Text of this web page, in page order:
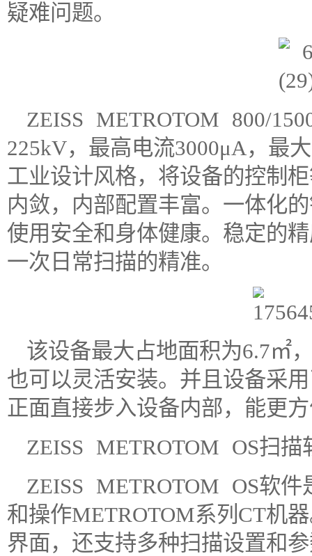
疑难问题。
ZEISS METROTOM 800/
225kV，最高电流3000μA，最
工业设计风格，将设备的控制
内敛，内部配置丰富。一体化
使用安全和身体健康。稳定的
一次日常扫描的精准。
该设备最大占地面积为6.7㎡
也可以灵活安装。并且设备采
正面直接步入设备内部，能更
ZEISS METROTOM OS扫描
ZEISS METROTOM OS软
和操作METROTOM系列CT机
界面，还支持多种扫描设置和